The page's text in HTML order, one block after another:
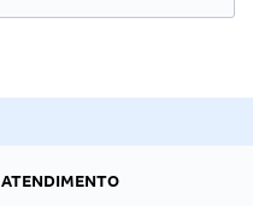
ATENDIMENTO